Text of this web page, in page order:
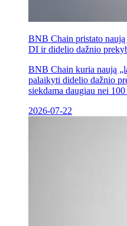
BNB Chain pristato
DI ir didelio dažnio
BNB Chain kuria naują
palaikyti didelio dažnio
siekdama daugiau nei
2026-07-22